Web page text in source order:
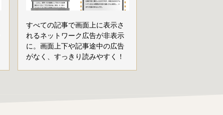
すべての記事で画面上に表示さ
れるネットワーク広告が非表示
に。画面上下や記事途中の広告
がなく、すっきり読みやすく！